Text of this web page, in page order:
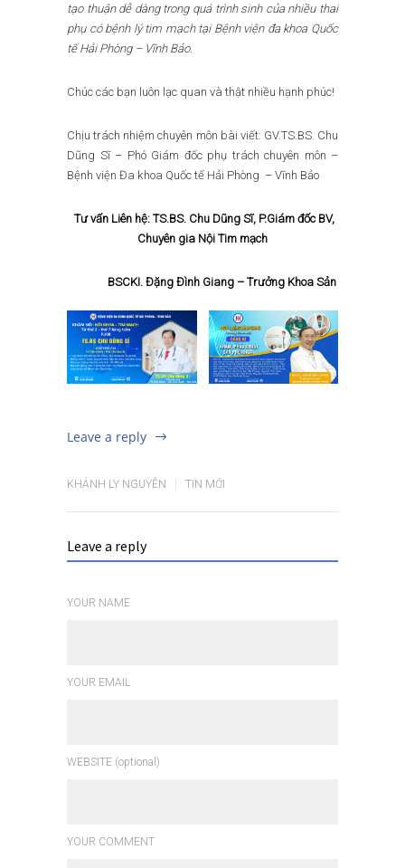
tạo thuận dễ dàng trong quá trình sinh của nhiều thai
phụ có bệnh lý tim mạch tại Bệnh viện đa khoa Quốc
tế Hải Phòng – Vĩnh Bảo.
Chúc các bạn luôn lạc quan và thật nhiều hạnh phúc!
Chịu trách nhiệm chuyên môn bài viết: GV.TS.BS. Chu
Dũng Sĩ – Phó Giám đốc phụ trách chuyên môn –
Bệnh viện Đa khoa Quốc tế Hải Phòng – Vĩnh Bảo
Tư vấn Liên hệ: TS.BS. Chu Dũng Sĩ, P.Giám đốc BV,
Chuyên gia Nội Tim mạch
BSCKI. Đặng Đình Giang – Trưởng Khoa Sản
Leave a reply
KHÁNH LY NGUYỄN TIN MỚI
Leave a reply
YOUR NAME
YOUR EMAIL
WEBSITE (optional)
YOUR COMMENT